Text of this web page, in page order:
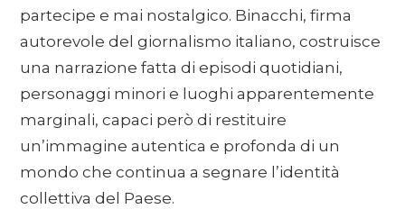
partecipe e mai nostalgico. Binacchi, firma
autorevole del giornalismo italiano, costruisce
una narrazione fatta di episodi quotidiani,
personaggi minori e luoghi apparentemente
marginali, capaci però di restituire
un’immagine autentica e profonda di un
mondo che continua a segnare l’identità
collettiva del Paese.